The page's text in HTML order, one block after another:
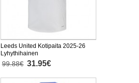
Leeds United Kotipaita 2025-26
Lyhythihainen
99.88€ 31.95€